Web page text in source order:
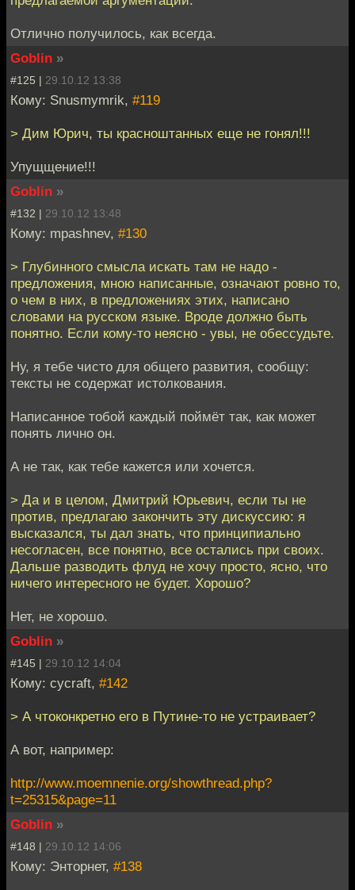
Отлично получилось, как всегда.
Goblin »
#125 | 29.10.12 13:38
Кому: Snusmymrik, #119
> Дим Юрич, ты красноштанных еще не гонял!!!
Упущщение!!!
Goblin »
#132 | 29.10.12 13:48
Кому: mpashnev, #130
> Глубинного смысла искать там не надо -
предложения, мною написанные, означают ровно то,
о чем в них, в предложениях этих, написано
словами на русском языке. Вроде должно быть
понятно. Если кому-то неясно - увы, не обессудьте.
Ну, я тебе чисто для общего развития, сообщу:
тексты не содержат истолкования.
Написанное тобой каждый поймёт так, как может
понять лично он.
А не так, как тебе кажется или хочется.
> Да и в целом, Дмитрий Юрьевич, если ты не
против, предлагаю закончить эту дискуссию: я
высказался, ты дал знать, что принципиально
несогласен, все понятно, все остались при своих.
Дальше разводить флуд не хочу просто, ясно, что
ничего интересного не будет. Хорошо?
Нет, не хорошо.
Goblin »
#145 | 29.10.12 14:04
Кому: cycraft, #142
> А чтоконкретно его в Путине-то не устраивает?
А вот, например:
http://www.moemnenie.org/showthread.php?
t=25315&page=11
Goblin »
#148 | 29.10.12 14:06
Кому: Энторнет, #138